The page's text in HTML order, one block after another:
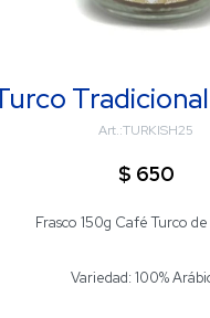
TURKISH25
$ 650
Frasco 150g Café Turco
Variedad: 100%